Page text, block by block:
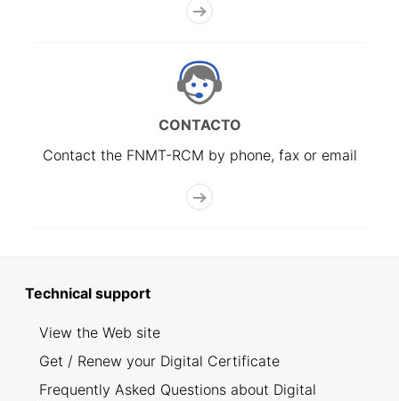
CONTACTO
Contact the FNMT-RCM by phone, fax or email
Technical support
View the Web site
Get / Renew your Digital Certificate
Frequently Asked Questions about Digital